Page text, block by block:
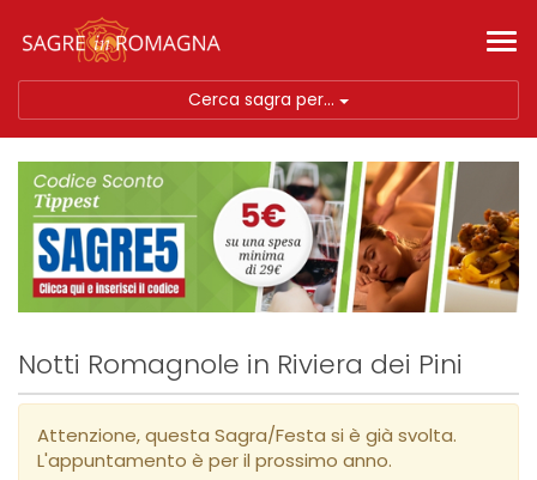
Cerca sagra per...
Notti Romagnole in Riviera dei Pini
Attenzione, questa Sagra/Festa si è già svolta.
L'appuntamento è per il prossimo anno.